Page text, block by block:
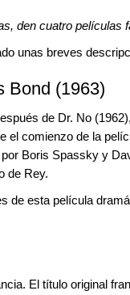
den cuatro películas
unas breves
Bond (1963)
de Dr. No
el comienzo de la
Boris Spassky y
de Rey.
de esta película
El título original